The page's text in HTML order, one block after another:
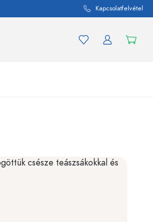
Kapcsolatfelvétel
Vásároljon most